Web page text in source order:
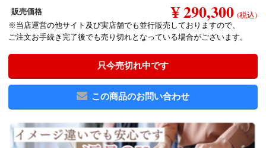
販売価格 ¥ 290,300 (税込)
※当店運営の他サイト及び実店舗でも並行販売しておりますので、
ご注文お手続き完了後でも売り切れとなっている場合がございます。
只今売切れ中です
この商品のお問い合わせ